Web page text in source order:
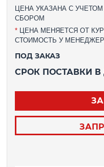
ЦЕНА УКАЗАНА С
СБОРОМ
*ЦЕНА МЕНЯЕТСЯ ОТ
СТОИМОСТЬ У
ПОД ЗАКАЗ
СРОК ПОСТАВКИ В